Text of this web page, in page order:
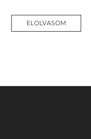
ELOLVASOM